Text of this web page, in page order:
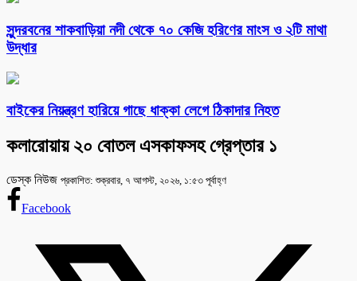
সুন্দরবনের শাকবাড়িয়া নদী থেকে ৭০ কেজি হরিণের মাংস ও ২টি মাথা
উদ্ধার
বাইকের নিয়ন্ত্রণ হারিয়ে গাছে ধাক্কা লেগে ঠিকাদার নিহত
কলারোয়ায় ২০ বোতল এসকাফসহ গ্রেপ্তার ১
ডেস্ক নিউজ প্রকাশিত: শুক্রবার, ৭ আগস্ট, ২০২৬, ১:৫৩ পূর্বাহ্ণ
Facebook